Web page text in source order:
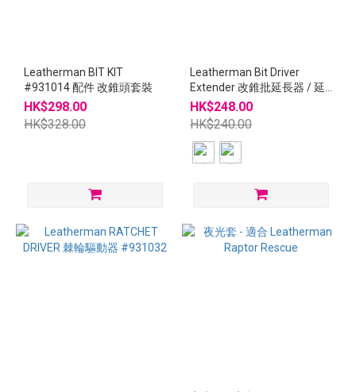
Leatherman BIT KIT
#931014 配件 改錐頭套裝
HK$298.00
HK$328.00
Leatherman Bit Driver
Extender 改錐批延長器 / 延
長工具
HK$248.00
HK$240.00